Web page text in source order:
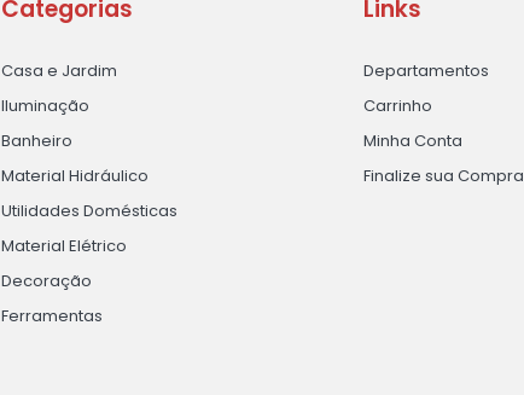
Categorias
Casa e Jardim
Iluminação
Banheiro
Material Hidráulico
Utilidades Domésticas
Material Elétrico
Decoração
Ferramentas
Links
Departamentos
Carrinho
Minha Conta
Finalize sua Compra